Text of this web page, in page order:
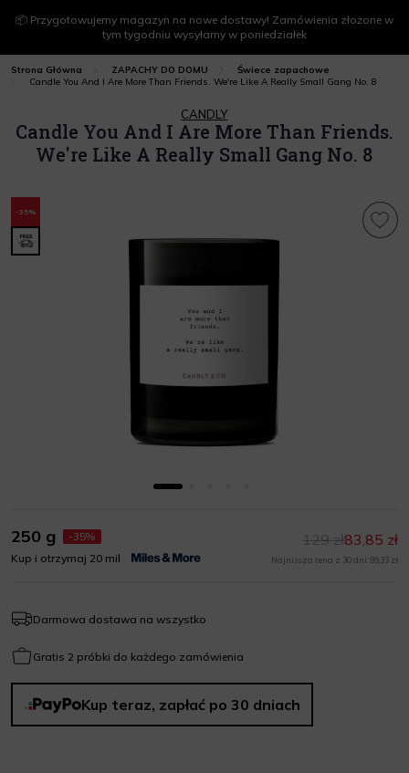
📦 Przygotowujemy magazyn na nowe dostawy! Zamówienia złożone w
tym tygodniu wysyłamy w poniedziałek
Strona Główna ZAPACHY DO DOMU
Świece zapachowe
Candle You And I Are More Than Friends. We're Like A Really Small Gang No. 8
CANDLY
Candle You And I Are More Than Friends.
We're Like A Really Small Gang No. 8
-35%
250 g
-35%
Kup i otrzymaj 20 mil
83,85 zł
129 zł
Najniższa cena z 30 dni: 99,33 zł
Darmowa dostawa na wszystko
Gratis 2 próbki do każdego zamówienia
Kup teraz, zapłać po 30 dniach